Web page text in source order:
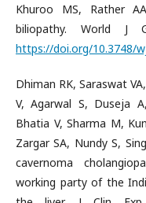
Khuroo MS, Rather
biliopathy. World J
https://doi.org/10.3748/
Dhiman RK, Saraswat
V, Agarwal S, Duseja
Bhatia V, Sharma M,
Zargar SA, Nundy S,
cavernoma
working party of the